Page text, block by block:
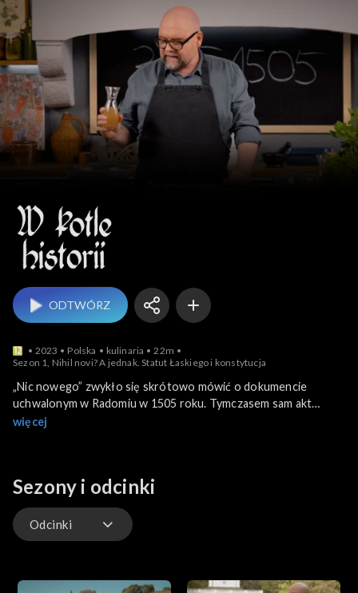
W kotle historii
ODTWÓRZ
2023 Polska kulinaria
22m
Sezon 1, Nihil novi? A jednak. Statut Łaskiego i konstytucja
„Nic nowego” zwykło się skrótowo mówić o dokumencie
uchwalonym w Radomiu w 1505 roku. Tymczasem sam akt
prawny, całkowicie niemal ograniczający władzę królewską i
dla senatorów i szlachciców mniej zamożnych.
więcej
Sezony i odcinki
Odcinki